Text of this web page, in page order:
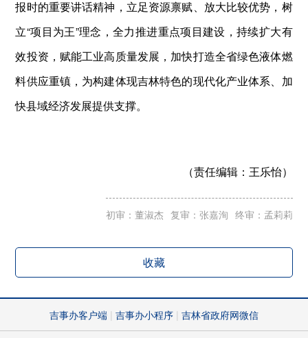
报时的重要讲话精神，立足资源禀赋、放大比较优势，树
立“项目为王”理念，全力推进重点项目建设，持续扩大有
效投资，赋能工业高质量发展，加快打造全省绿色液体燃
料供应重镇，为构建体现吉林特色的现代化产业体系、加
快县域经济发展提供支撑。
（责任编辑： 王乐怡）
初审：董淑杰 复审：张嘉洵 终审：孟莉莉
收藏